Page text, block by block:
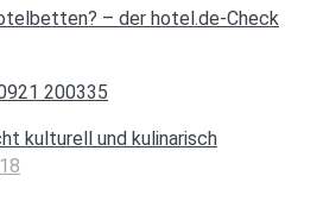
– der hotel.de-Check
kulturell und kulinarisch